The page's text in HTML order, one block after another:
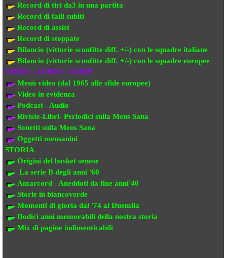
Record di tiri da3 in una partita
Record di falli subiti
Record di assist
Record di stoppate
Bilancio (vittorie sconfitte diff. +/-) con le squadre italiane
Bilancio (vittorie sconfitte diff. +/-) con le squadre europee
VIDEO - AUDIO - VARIE
Menù video (dal 1965 alle sfide europee)
Video in evidenza
Podcast - Audio
Riviste-Libri- Periodici sulla Mens Sana
Sonetti sulla Mens Sana
Oggetti mensanini
STORIA
Origini del basket senese
La serie B degli anni '60
Amarcord - Aneddoti da fine anni'40
Storie in biancoverde
Momenti di gloria dal '74 al Duemila
Dodici anni memorabili della nostra storia
Mix di pagine indimenticabili